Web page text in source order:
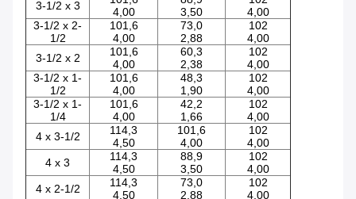
3-1/2 x 3
4,00
3,50
4,00
3-1/2 x 2-
1/2
101,6
4,00
73,0
2,88
102
4,00
3-1/2 x 2
101,6
4,00
60,3
2,38
102
4,00
3-1/2 x 1-
1/2
101,6
4,00
48,3
1,90
102
4,00
3-1/2 x 1-
1/4
101,6
4,00
42,2
1,66
102
4,00
4 x 3-1/2
114,3
4,50
101,6
4,00
102
4,00
4 x 3
114,3
4,50
88,9
3,50
102
4,00
4 x 2-1/2
114,3
4,50
73,0
2,88
102
4,00